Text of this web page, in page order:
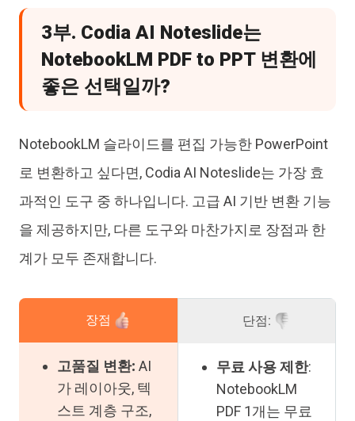
3부. Codia AI Noteslide는
NotebookLM PDF to PPT 변환에
좋은 선택일까?
NotebookLM 슬라이드를 편집 가능한 PowerPoint
로 변환하고 싶다면, Codia AI Noteslide는 가장 효
과적인 도구 중 하나입니다. 고급 AI 기반 변환 기능
을 제공하지만, 다른 도구와 마찬가지로 장점과 한
계가 모두 존재합니다.
장점
고품질 변환: AI
가 레이아웃, 텍
스트 계층 구조,
단점:
무료 사용 제한:
NotebookLM
PDF 1개는 무료